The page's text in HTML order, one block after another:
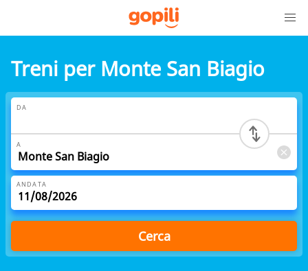
Treni per Monte San Biagio
DA
A
ANDATA
Cerca